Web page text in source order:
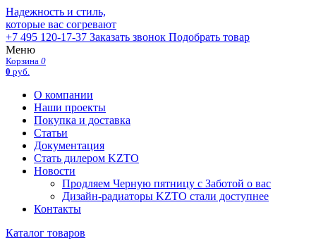
Надежность и стиль,
которые вас согревают
+7 495 120-17-37 Заказать звонок Подобрать товар
Меню
Корзина 0
0 руб.
О компании
Наши проекты
Покупка и доставка
Статьи
Документация
Стать дилером KZTO
Новости
Продляем Черную пятницу с Заботой о вас
Дизайн-радиаторы KZTO стали доступнее
Контакты
Каталог товаров